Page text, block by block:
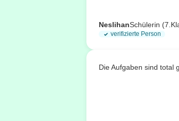
NeslihanSchülerin
verifizierte Person
Die Aufgaben sind total